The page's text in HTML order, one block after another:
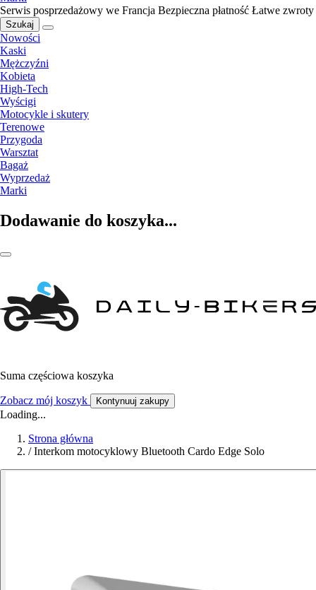
Serwis posprzedażowy we Francja Bezpieczna płatność Łatwe zwroty
Szukaj
Nowości
Kaski
Mężczyźni
Kobieta
High-Tech
Wyścigi
Motocykle i skutery
Terenowe
Przygoda
Warsztat
Bagaż
Wyprzedaż
Marki
Dodawanie do koszyka...
Suma częściowa koszyka
Zobacz mój koszyk Kontynuuj zakupy
Loading...
Strona główna
/ Interkom motocyklowy Bluetooth Cardo Edge Solo